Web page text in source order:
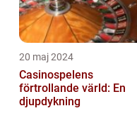
20 maj 2024
Casinospelens
förtrollande värld: En
djupdykning